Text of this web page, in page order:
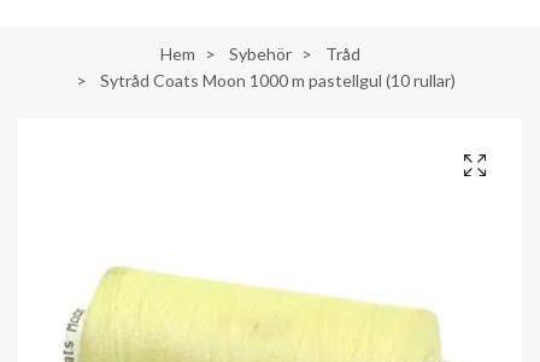
Hem Sybehör
Tråd
Sytråd Coats Moon 1000 m pastellgul (10 rullar)